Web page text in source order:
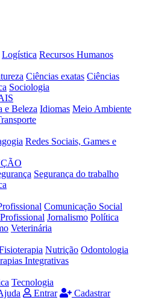
Logística Recursos Humanos
Ciências exatas Ciências
Sociologia
e Beleza Idiomas Meio Ambiente
Redes Sociais, Games e
Segurança do trabalho
Comunicação Social
Jornalismo Política
Veterinária
Nutrição Odontologia
Integrativas
Tecnologia
Entrar Cadastrar